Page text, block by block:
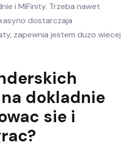
i MiFinity. Trzeba nawet
dostarczaja
zapewnia jestem duzo wiecej
dokladnie
sie i